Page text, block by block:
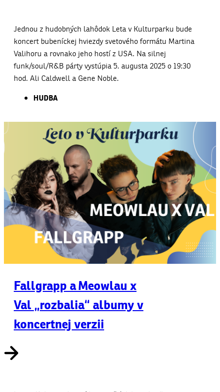
Jednou z hudobných lahôdok Leta v Kulturparku bude
koncert bubeníckej hviezdy svetového formátu Martina
Valihoru a rovnako jeho hostí z USA. Na silnej
funk/soul/R&B párty vystúpia 5. augusta 2025 o 19:30
hod. Ali Caldwell a Gene Noble.
HUDBA
Fallgrapp a Meowlau x
Val „rozbalia“ albumy v
koncertnej verzii